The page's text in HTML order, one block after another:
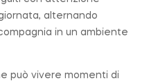
alternando
in un ambiente
può vivere momenti di